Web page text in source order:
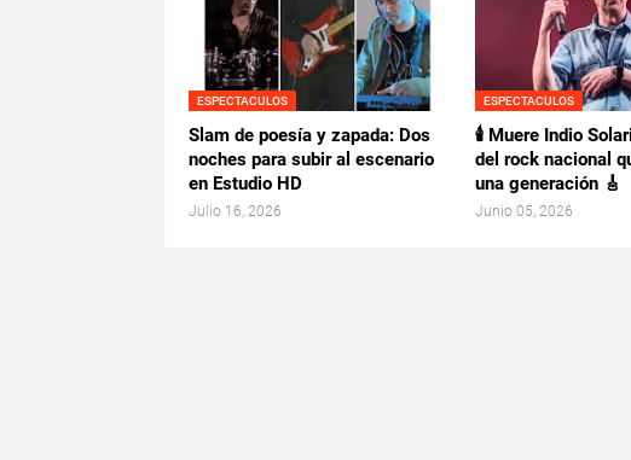
ESPECTACULOS
Slam de poesía y zapada: Dos
noches para subir al escenario
en Estudio HD
Julio 16, 2026
ESPECTACULOS
🕯️ Muere Indio
del rock nacional
una generación 🎸
Junio 05, 2026